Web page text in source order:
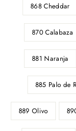
868 Cheddar
870 Calabaza
881 Naranja
885 Palo de
889 Olivo